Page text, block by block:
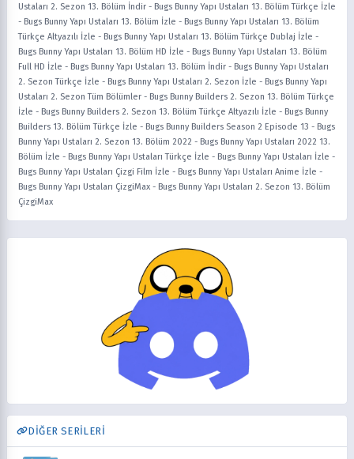
Ustaları 2. Sezon 13. Bölüm İndir - Bugs Bunny Yapı Ustaları 13. Bölüm Türkçe İzle
- Bugs Bunny Yapı Ustaları 13. Bölüm İzle - Bugs Bunny Yapı Ustaları 13. Bölüm
Türkçe Altyazılı İzle - Bugs Bunny Yapı Ustaları 13. Bölüm Türkçe Dublaj İzle -
Bugs Bunny Yapı Ustaları 13. Bölüm HD İzle - Bugs Bunny Yapı Ustaları 13. Bölüm
Full HD İzle - Bugs Bunny Yapı Ustaları 13. Bölüm İndir - Bugs Bunny Yapı Ustaları
2. Sezon Türkçe İzle - Bugs Bunny Yapı Ustaları 2. Sezon İzle - Bugs Bunny Yapı
Ustaları 2. Sezon Tüm Bölümler - Bugs Bunny Builders 2. Sezon 13. Bölüm Türkçe
İzle - Bugs Bunny Builders 2. Sezon 13. Bölüm Türkçe Altyazılı İzle - Bugs Bunny
Builders 13. Bölüm Türkçe İzle - Bugs Bunny Builders Season 2 Episode 13 - Bugs
Bunny Yapı Ustaları 2. Sezon 13. Bölüm 2022 - Bugs Bunny Yapı Ustaları 2022 13.
Bölüm İzle - Bugs Bunny Yapı Ustaları Türkçe İzle - Bugs Bunny Yapı Ustaları İzle -
Bugs Bunny Yapı Ustaları Çizgi Film İzle - Bugs Bunny Yapı Ustaları Anime İzle -
Bugs Bunny Yapı Ustaları ÇizgiMax - Bugs Bunny Yapı Ustaları 2. Sezon 13. Bölüm
ÇizgiMax
DİĞER SERİLERİ